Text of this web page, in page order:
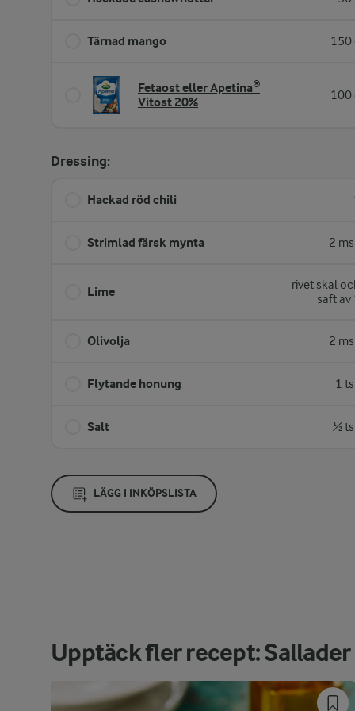
Tärnad mango 150
Fetaost eller Apetina®
Vitost 20%
100
Dressing:
Hackad röd chili
Strimlad färsk mynta 2
Lime
rivet skal
saft av
Olivolja 2
Flytande honung 1
Salt ½
LÄGG I INKÖPSLISTA
Upptäck fler recept: Sallader